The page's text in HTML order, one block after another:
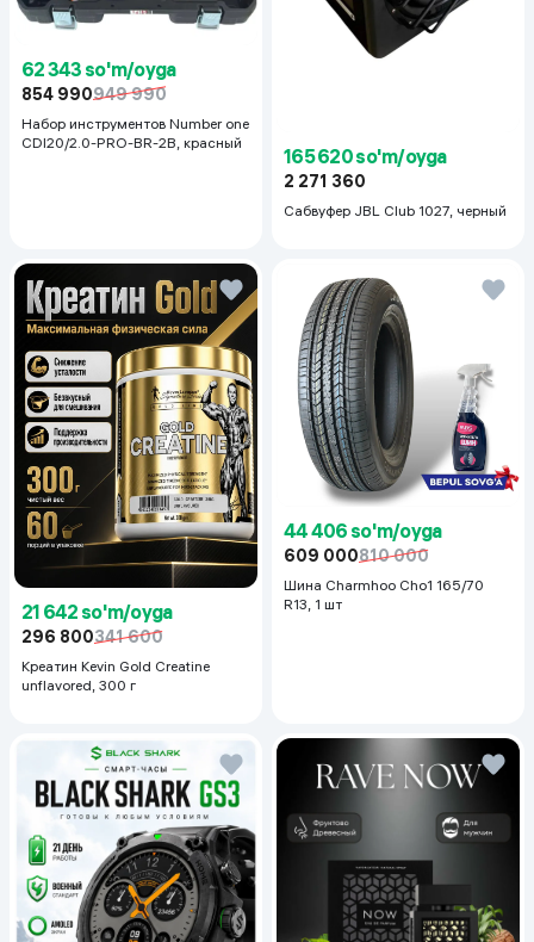
62 343 so'm/oyga
854 990949 990
Набор инструментов Number one
CDI20/2.0-PRO-BR-2B, красный
165 620 so'm/oyga
2 271 360
Сабвуфер JBL Club 1027, черный
21 642 so'm/oyga
296 800341 600
Креатин Kevin Gold Creatine
unflavored, 300 г
44 406 so'm/oyga
609 000810 000
Шина Charmhoo Cho1 165/70
R13, 1 шт